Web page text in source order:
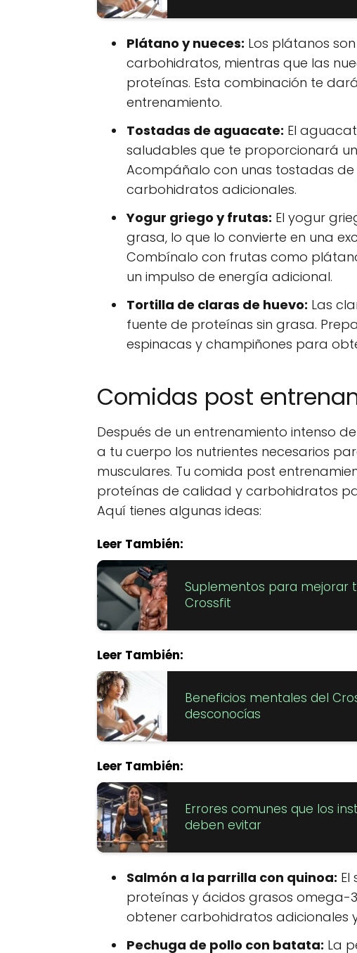
Plátano y nueces: Los plátanos
carbohidratos, mientras que las
proteínas. Esta combinación te
entrenamiento.
Tostadas de aguacate: El
saludables que te proporcionará
Acompáñalo con unas tostadas
carbohidratos adicionales.
Yogur griego y frutas: El yogur
grasa, lo que lo convierte en una
Combínalo con frutas como
un impulso de energía adicional.
Tortilla de claras de huevo: Las
fuente de proteínas sin grasa.
espinacas y champiñones para
Comidas post
Después de un entrenamiento intenso
a tu cuerpo los nutrientes necesarios
musculares. Tu comida post
proteínas de calidad y carbohidratos
Aquí tienes algunas ideas:
Leer También:
Suplementos para mejorar
Crossfit
Leer También:
Beneficios mentales del
desconocías
Leer También:
Errores comunes que los
deben evitar
Salmón a la parrilla con quinoa:
proteínas y ácidos grasos omega-
obtener carbohidratos adicionales
Pechuga de pollo con batata: La